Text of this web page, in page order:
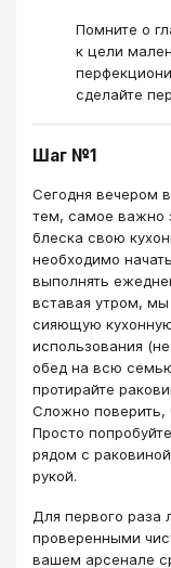
Помните о
к цели
сделайте
Шаг №1
Сегодня вечером
тем, самое важно
блеска свою
необходимо
выполнять
вставая утром,
сияющую
использования
обед на всю
протирайте
Сложно поверить,
Просто
рядом с
рукой.
Для первого раза
проверенными
вашем арсенале